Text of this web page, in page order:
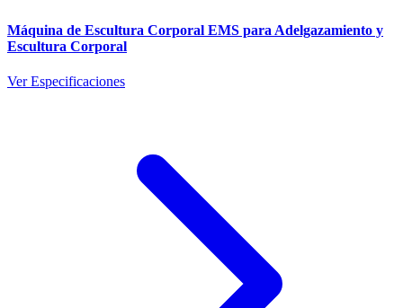
Máquina de Escultura Corporal EMS para Adelgazamiento y
Escultura Corporal
Ver Especificaciones